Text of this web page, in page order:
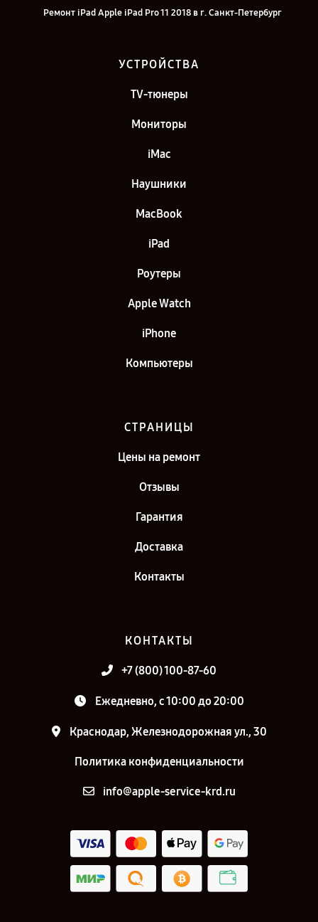
Ремонт iPad Apple iPad Pro 11 2018 в г. Санкт-Петербург
УСТРОЙСТВА
TV-тюнеры
Мониторы
iMac
Наушники
MacBook
iPad
Роутеры
Apple Watch
iPhone
Компьютеры
СТРАНИЦЫ
Цены на ремонт
Отзывы
Гарантия
Доставка
Контакты
КОНТАКТЫ
+7 (800) 100-87-60
Ежедневно, с 10:00 до 20:00
Краснодар, Железнодорожная ул., 30
Политика конфиденциальности
info@apple-service-krd.ru